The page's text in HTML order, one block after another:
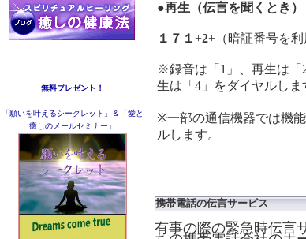
無料プレゼント！
「願いを叶えるシークレット」＆「愛と
癒しのメールセミナー」
●再生（伝言を聞くとき）
１７１+2+（暗証番号を
※録音は「1」、再生は「
生は「4」をダイヤルしま
※一部の通信機器では機
ルします。
携帯電話の伝言サービス
有事の際の緊急時伝言